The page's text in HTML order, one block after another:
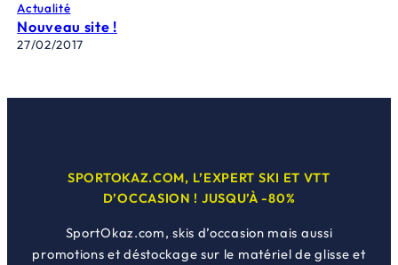
Actualité
Nouveau site !
27/02/2017
SPORTOKAZ.COM, L’EXPERT SKI ET VTT
D’OCCASION ! JUSQU’À -80%
SportOkaz.com, skis d’occasion mais aussi
promotions et déstockage sur le matériel de glisse et